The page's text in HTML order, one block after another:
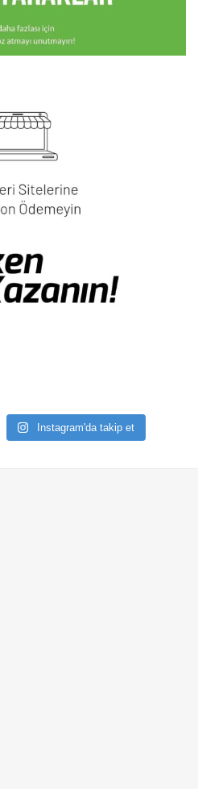
Instagram'da takip et